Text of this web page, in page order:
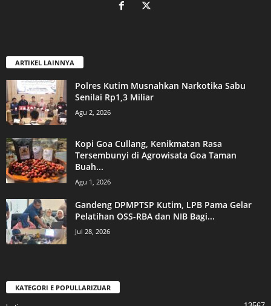
ARTIKEL LAINNYA
Polres Kutim Musnahkan Narkotika Sabu
Senilai Rp1,3 Miliar
Agu 2, 2026
Kopi Goa Cullang, Kenikmatan Rasa
Tersembunyi di Agrowisata Goa Taman
Buah...
Agu 1, 2026
Gandeng DPMPTSP Kutim, LPB Pama Gelar
Pelatihan OSS-RBA dan NIB Bagi...
Jul 28, 2026
KATEGORI E POPULLARIZUAR